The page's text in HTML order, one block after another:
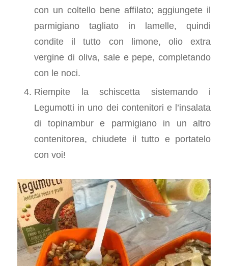
con un coltello bene affilato; aggiungete il
parmigiano tagliato in lamelle, quindi
condite il tutto con limone, olio extra
vergine di oliva, sale e pepe, completando
con le noci.
Riempite la schiscetta sistemando i
Legumotti in uno dei contenitori e l’insalata
di topinambur e parmigiano in un altro
contenitorea, chiudete il tutto e portatelo
con voi!